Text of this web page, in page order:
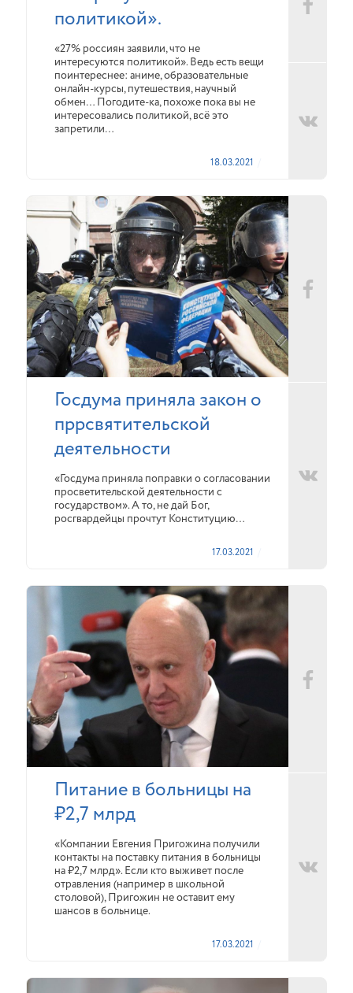
политикой».
«27% россиян заявили, что не
интересуются политикой». Ведь есть вещи
поинтереснее: аниме, образовательные
онлайн-курсы, путешествия, научный
обмен… Погодите-ка, похоже пока вы не
интересовались политикой, всё это
запретили…
18.03.2021
Госдума приняла закон о
пррсвятительской
деятельности
«Госдума приняла поправки о согласовании
просветительской деятельности с
государством». А то, не дай Бог,
росгвардейцы прочтут Конституцию…
17.03.2021
Питание в больницы на
₽2,7 млрд
«Компании Евгения Пригожина получили
контакты на поставку питания в больницы
на ₽2,7 млрд». Если кто выживет после
отравления (например в школьной
столовой), Пригожин не оставит ему
шансов в больнице.
17.03.2021